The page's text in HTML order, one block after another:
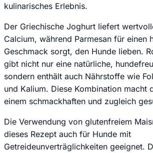
kulinarisches Erlebnis.
Der Griechische Joghurt liefert
Calcium, während Parmesan für einen
Geschmack sorgt, den Hunde lieben.
gibt nicht nur eine natürliche,
sondern enthält auch Nährstoffe wie
und Kalium. Diese Kombination macht
einem schmackhaften und zugleich
Die Verwendung von glutenfreiem
dieses Rezept auch für Hunde mit
Getreideunverträglichkeiten geeignet.